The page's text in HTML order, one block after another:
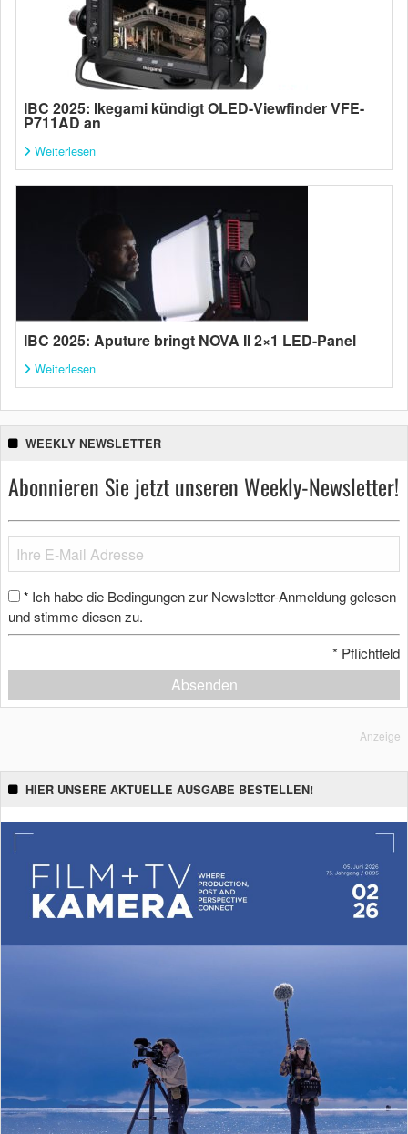
IBC 2025: Ikegami kündigt OLED-Viewfinder VFE-
P711AD an
Weiterlesen
IBC 2025: Aputure bringt NOVA II 2×1 LED-Panel
Weiterlesen
WEEKLY NEWSLETTER
Abonnieren Sie jetzt unseren Weekly-Newsletter!
* Ich habe die Bedingungen zur Newsletter-Anmeldung gelesen
und stimme diesen zu.
* Pflichtfeld
Absenden
Anzeige
HIER UNSERE AKTUELLE AUSGABE BESTELLEN!